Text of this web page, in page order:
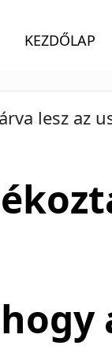
KEZDŐLAP
lesz az
hogy